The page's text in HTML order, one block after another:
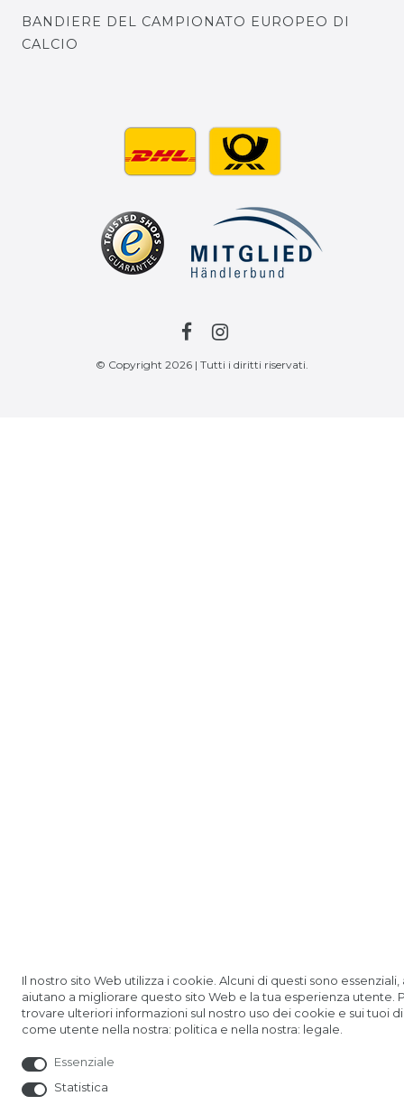
BANDIERE DEL CAMPIONATO EUROPEO DI
CALCIO
© Copyright 2026 | Tutti i diritti riservati.
Il nostro sito Web utilizza i cookie. Alcuni di questi sono essenziali,
aiutano a migliorare questo sito Web e la tua esperienza utente.
trovare ulteriori informazioni sul nostro uso dei cookie e sui tuoi
come utente nella nostra: politica e nella nostra: legale.
Essenziale
Statistica